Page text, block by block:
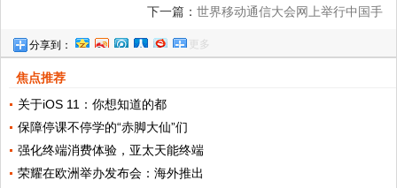
下一篇： 世界移动通信大会网上举行中国手
分享到： 更多
焦点推荐
关于iOS 11：你想知道的都
保障停课不停学的“赤脚大仙”们
强化终端消费体验，亚太天能终端
荣耀在欧洲举办发布会：海外推出